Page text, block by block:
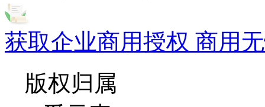
获取企业商用授权 商用
版权归属